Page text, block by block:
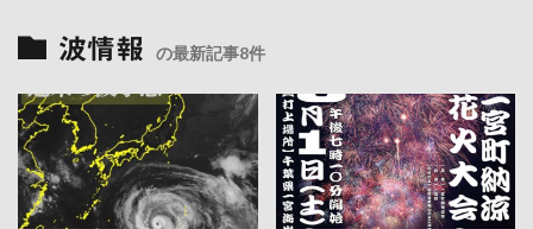
波情報 の最新記事8件